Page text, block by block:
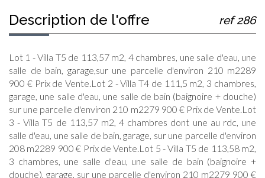
description de l'offre ref 286
Lot 1 - Villa T5 de 113,57 m2, 4 chambres, une salle d'eau, une
salle de bain, garage,sur une parcelle d'environ 210 m2289
900 € Prix de Vente.Lot 2 - Villa T4 de 111,5 m2, 3 chambres,
garage, une salle d'eau, une salle de bain (baignoire + douche)
sur une parcelle d'environ 210 m2279 900 € Prix de Vente.Lot
3 - Villa T5 de 113,57 m2, 4 chambres dont une au rdc, une
salle d'eau, une salle de bain, garage, sur une parcelle d'environ
208 m2289 900 € Prix de Vente.Lot 5 - Villa T5 de 113,58 m2,
3 chambres, une salle d'eau, une salle de bain (baignoire +
douche), garage, sur une parcelle d'environ 210 m2279 900 €